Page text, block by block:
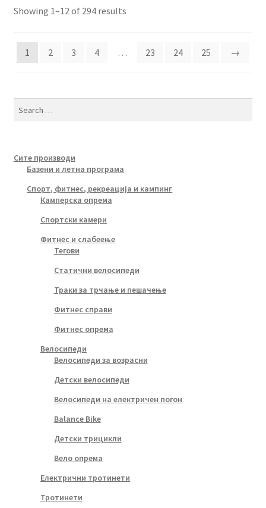
Showing 1–12 of 294 resultsSorted
1
2 3 4 … 23 24 25 →
Сите производи
Базени и летна програма
Спорт, фитнес, рекреација и кампинг
Камперска опрема
Спортски камери
Фитнес и слабеење
Тегови
Статични велосипеди
Траки за трчање и пешачење
Фитнес справи
Фитнес опрема
Велосипеди
Велосипеди за возрасни
Детски велосипеди
Велосипеди на електричен погон
Balance Bike
Детски трицикли
Вело опрема
Електрични тротинети
Тротинети